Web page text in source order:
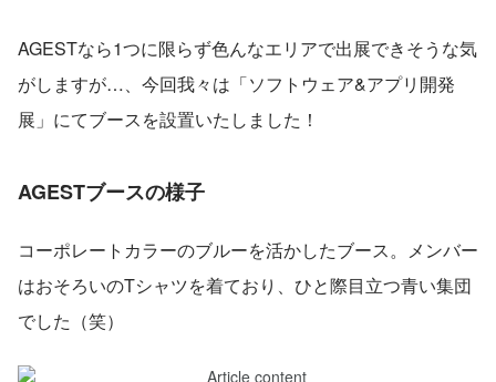
AGESTなら1つに限らず色んなエリアで出展できそうな気
がしますが…、今回我々は「ソフトウェア&アプリ開発
展」にてブースを設置いたしました！
AGESTブースの様子
コーポレートカラーのブルーを活かしたブース。メンバー
はおそろいのTシャツを着ており、ひと際目立つ青い集団
でした（笑）